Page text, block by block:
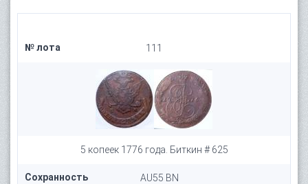
№ лота 111
5 копеек 1776 года. Биткин # 625
Сохранность
AU55 BN